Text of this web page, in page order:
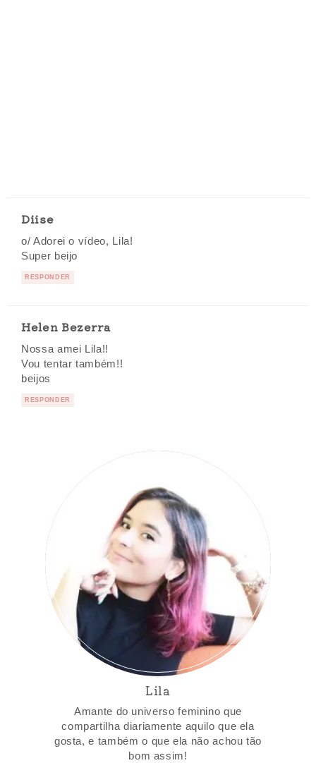
Diise
o/ Adorei o vídeo, Lila!
Super beijo
RESPONDER
Helen Bezerra
Nossa amei Lila!!
Vou tentar também!!
beijos
RESPONDER
Lila
Amante do universo feminino que
compartilha diariamente aquilo que ela
gosta, e também o que ela não achou tão
bom assim!